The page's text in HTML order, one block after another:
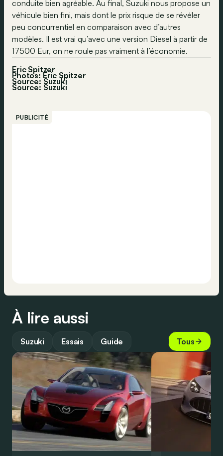
conduite bien agréable. Au final, Suzuki nous propose un
véhicule bien fini, mais dont le prix risque de se révéler
peu concurrentiel en comparaison avec d’autres
modèles. Il est vrai qu’avec une version Diesel à partir de
17500 Eur, on ne roule pas vraiment à l’économie.
Eric Spitzer
Photos: Eric Spitzer
Source: Suzuki
Source: Suzuki
PUBLICITÉ
À lire aussi
Suzuki Essais Guide Tous